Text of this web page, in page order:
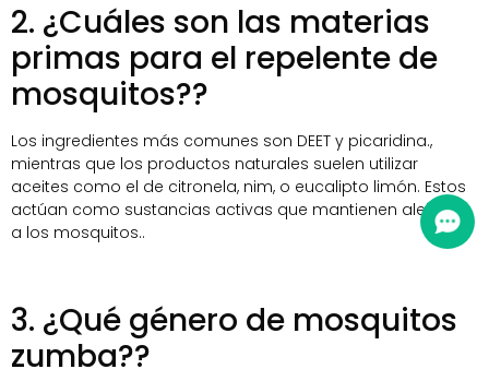
2. ¿Cuáles son las materias
primas para el repelente de
mosquitos??
Los ingredientes más comunes son DEET y picaridina.,
mientras que los productos naturales suelen utilizar
aceites como el de citronela, nim, o eucalipto limón. Estos
actúan como sustancias activas que mantienen alejados
a los mosquitos..
3. ¿Qué género de mosquitos
zumba??